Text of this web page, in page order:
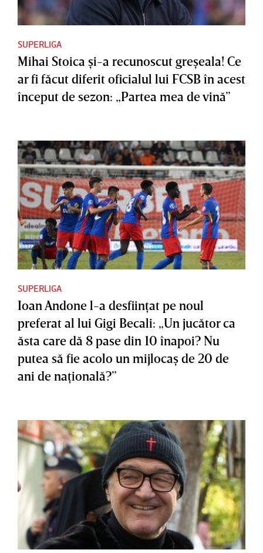
SUPERLIGA
Mihai Stoica şi-a recunoscut greşeala! Ce
ar fi făcut diferit oficialul lui FCSB în acest
început de sezon: „Partea mea de vină”
SUPERLIGA
Ioan Andone l-a desfiinţat pe noul
preferat al lui Gigi Becali: „Un jucător ca
ăsta care dă 8 pase din 10 înapoi? Nu
putea să fie acolo un mijlocaş de 20 de
ani de naţională?”